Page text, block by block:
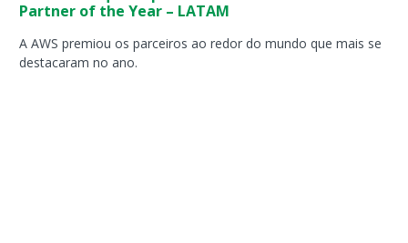
Partner of the Year – LATAM
A AWS premiou os parceiros ao redor do mundo que mais se
destacaram no ano.